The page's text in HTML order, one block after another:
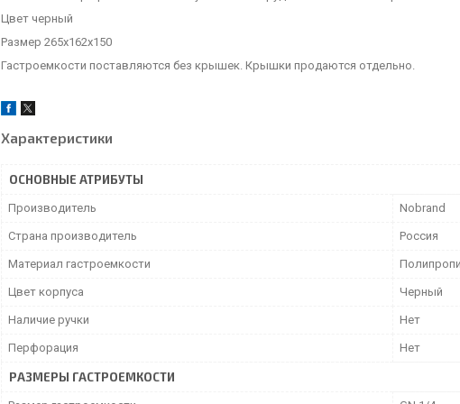
Цвет черный
Размер 265х162х150
Гастроемкости поставляются без крышек. Крышки продаются отдельно.
Характеристики
ОСНОВНЫЕ АТРИБУТЫ
Производитель Nobrand
Страна производитель Россия
Материал гастроемкости
Цвет корпуса Черный
Наличие ручки Нет
Перфорация Нет
РАЗМЕРЫ ГАСТРОЕМКОСТИ